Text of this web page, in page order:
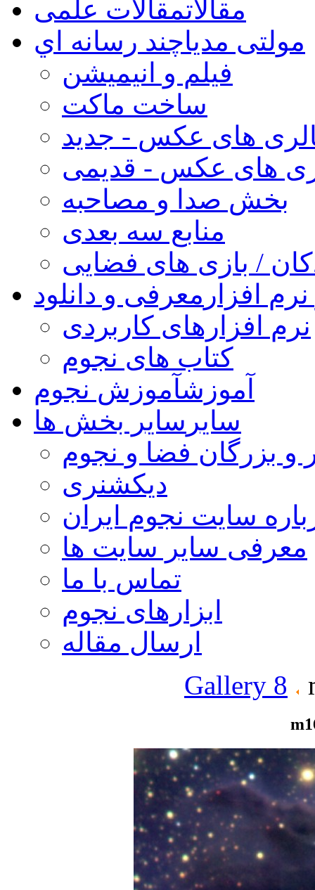
مقالاتمقالات علمی
مولتی مدیاچند رسانه اي
فیلم و انیمیشن
ساخت ماکت
های عکس - جدید
های عکس - قدیمی
بخش صدا و مصاحبه
منابع سه بعدی
/ بازی های فضایی
افزار معرفی و دانلود
نرم افزارهای کاربردی
کتاب های نجوم
آموزشآموزش نجوم
سایر سایر بخش ها
و بزرگان فضا و نجوم
دیکشنری
سایت نجوم ایران
معرفی سایر سایت ها
تماس با ما
ابزارهای نجوم
ارسال مقاله
Gallery 8